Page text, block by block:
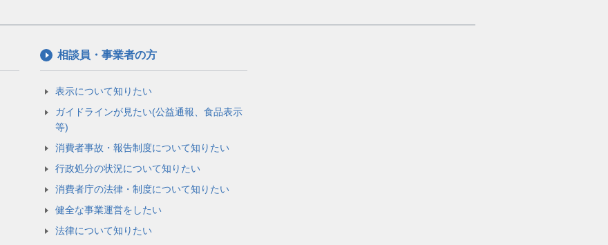
相談員・事業者の方
表示について知りたい
ガイドラインが見たい(公益通報、食品表示
等)
消費者事故・報告制度について知りたい
行政処分の状況について知りたい
消費者庁の法律・制度について知りたい
健全な事業運営をしたい
法律について知りたい